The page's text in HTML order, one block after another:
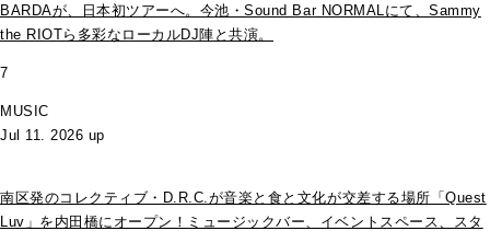
BARDAが、日本初ツアーへ。今池・Sound Bar NORMALにて、Sammy
the RIOTら多彩なローカルDJ陣と共演。
7
MUSIC
Jul 11. 2026 up
南区発のコレクティブ・D.R.C.が⾳楽と⾷と⽂化が交差する場所「Quest
Luv」を内田橋にオープン！ミュージックバー、イベントスペース、スタ